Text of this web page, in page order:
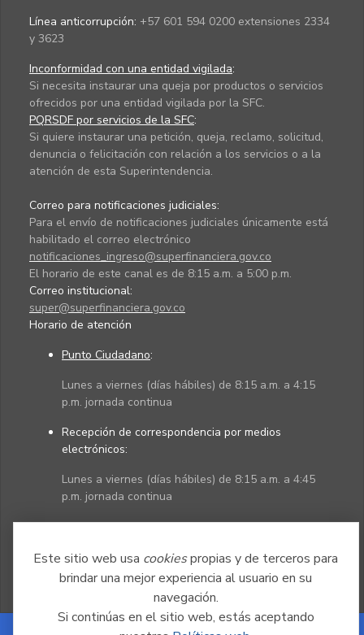
Este sitio web usa cookiespropias y de terceros para
brindar una mejor experiencia al usuario en su
navegación.
Si continúas en el sitio web, estás aceptando
Línea anticorrupción: +57 601 594 0200 extensiones 2334
y 3623
Inconformidad con una entidad vigilada:
Si necesita instaurar una queja por productos o servicios
ofrecidos por una entidad vigilada por la SFC.
PQRSDF por servicios de la SFC:
Si quiere instaurar una petición, queja, reclamo, solicitud,
denuncia o felicitación con relación a los servicios o a la
atención de esta Superintendencia.
Correo para notificaciones judiciales:
Para el envío de notificaciones judiciales únicamente está
habilitado el correo electrónico
notificaciones_ingreso@superfinanciera.gov.co
El horario de este canal es de 8:15 a.m. a 5:00 p.m.
Correo institucional:
super@superfinanciera.gov.co
Horario de atención
Punto Ciudadano:
Lunes a viernes (días hábiles) de 8:15 a.m. a 4:15
p.m. jornada continua
Recepción de correspondencia por medios
electrónicos:
Lunes a viernes (días hábiles) de 8:15 a.m. a 4:45
p.m. jornada continua